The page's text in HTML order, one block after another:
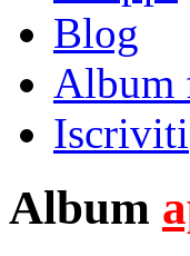
Blog
Album
Iscriviti
Album